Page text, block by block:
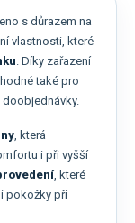
s důrazem na
vlastnosti, které
. Díky zařazení
také pro
, která
i při vyšší
, které
pokožky při